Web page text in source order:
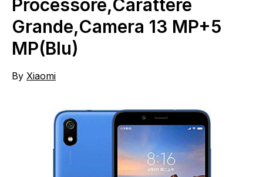
Processore,Carattere
Grande,Camera 13 MP+5
MP(Blu)
By Xiaomi